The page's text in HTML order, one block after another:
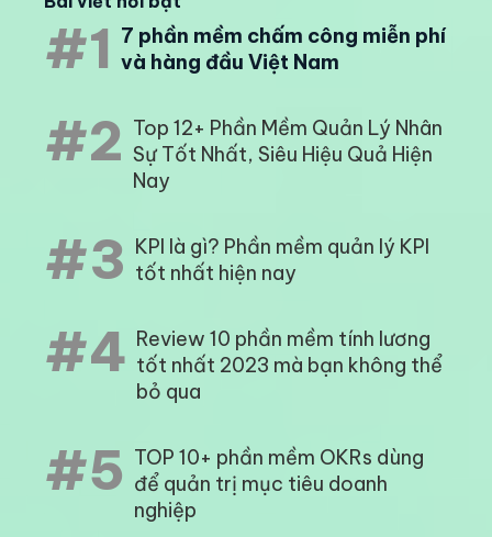
#1 7 phần mềm chấm công miễn phí
và hàng đầu Việt Nam
#2 Top 12+ Phần Mềm Quản Lý Nhân
Sự Tốt Nhất, Siêu Hiệu Quả Hiện
Nay
#3 KPI là gì? Phần mềm quản lý KPI
tốt nhất hiện nay
#4 Review 10 phần mềm tính lương
tốt nhất 2023 mà bạn không thể
bỏ qua
#5 TOP 10+ phần mềm OKRs dùng
để quản trị mục tiêu doanh
nghiệp